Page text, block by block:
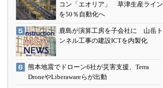
コン「エオリア」 草津生産ライン
を50％自動化へ
鹿島が演算工房を子会社に 山岳ト
ンネル工事の建設ICTを内製化
熊本地震でドローン6社が災害支援、Terra
DroneやLiberawareらが出動